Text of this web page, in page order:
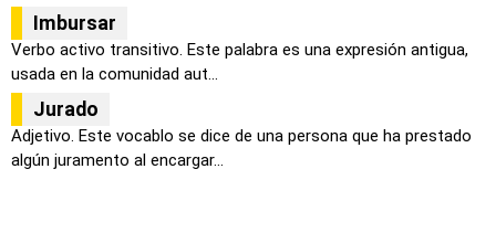
Imbursar
Verbo activo transitivo. Este palabra es una expresión antigua,
usada en la comunidad aut...
Jurado
Adjetivo. Este vocablo se dice de una persona que ha prestado
algún juramento al encargar...